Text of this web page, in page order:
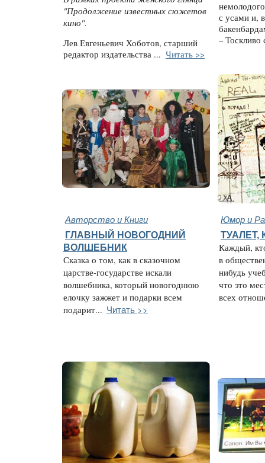
"Продолжение известных сюжетов
кино".
Лев Евгеньевич Хоботов, старший
редактор издательства ... Читать >>
с усами и,
– Тоскливо
Авторство и Книги Юмор и
ГЛАВНЫЙ НОВОГОДНИЙ
ВОЛШЕБНИК
Сказка о том, как в сказочном
царстве-государстве искали
волшебника, который новогоднюю
елочку зажжет и подарки всем
подарит... Читать >>
ТУАЛЕТ,
Каждый,
в
нибудь
что это
всех